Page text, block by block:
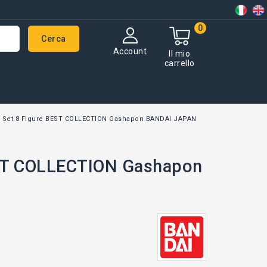
Il mio
carrello
0
Account
Cerca
8 Figure BEST COLLECTION Gashapon BANDAI JAPAN
COLLECTION Gashapon